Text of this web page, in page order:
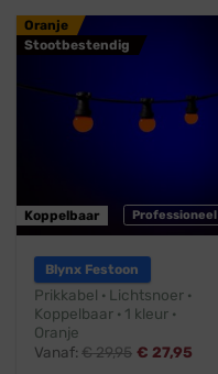
Oranje
Stootbestendig
Professioneel
Koppelbaar
Blynx Festoon
Prikkabel · Lichtsnoer ·
Koppelbaar · 1 kleur ·
Oranje
Vanaf:€29,95 € 27,95